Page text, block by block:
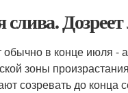
в конце июля -
зоны
созревать до конца